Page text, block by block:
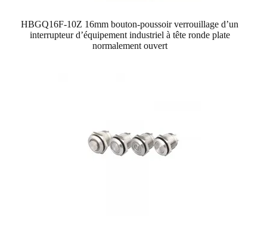
HBGQ16F-10Z 16mm bouton-poussoir verrouillage d’un
interrupteur d’équipement industriel à tête ronde plate
normalement ouvert